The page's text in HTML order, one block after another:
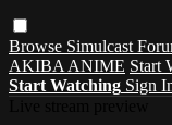
Browse Simulcast
AKIBA ANIME Start
Start Watching Sign